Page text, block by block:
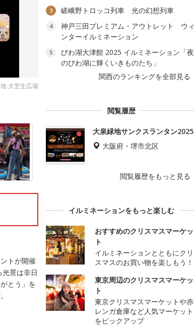
大芝生広場
トが開催
景は非日
とう」を
3 嵯峨野トロッコ列車 光の幻想列車
4
神戸三田プレミアム・アウトレット ウィ
ンターイルミネーション
5
びわ湖大津館 2025 イルミネーション「夜
のびわ湖に輝くいきものたち」
関西のランキングを全部見る
閲覧履歴
大泉緑地サンクスランタン2025
大阪府・堺市北区
閲覧履歴をもっと見る
イルミネーションをもっと楽しむ
おすすめのクリスマスマーケッ
ト
イルミネーションとともにクリ
スマスのお買い物を楽しもう！
東京周辺のクリスマスマーケッ
ト
東京クリスマスマーケットや赤
レンガ倉庫など人気マーケット
をピックアップ